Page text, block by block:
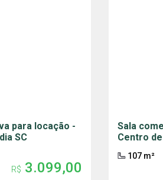
para locação -
SC
R$ 3.099,00
Sala
Centro
107 m²